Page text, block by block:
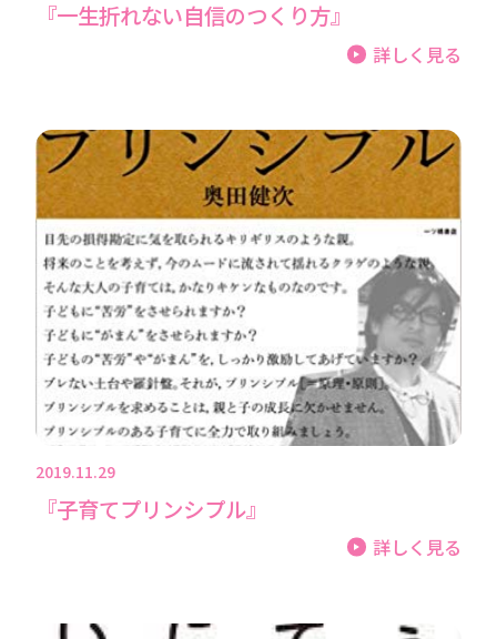
『一生折れない自信のつくり方』
詳しく見る
2019.11.29
『子育てプリンシプル』
詳しく見る